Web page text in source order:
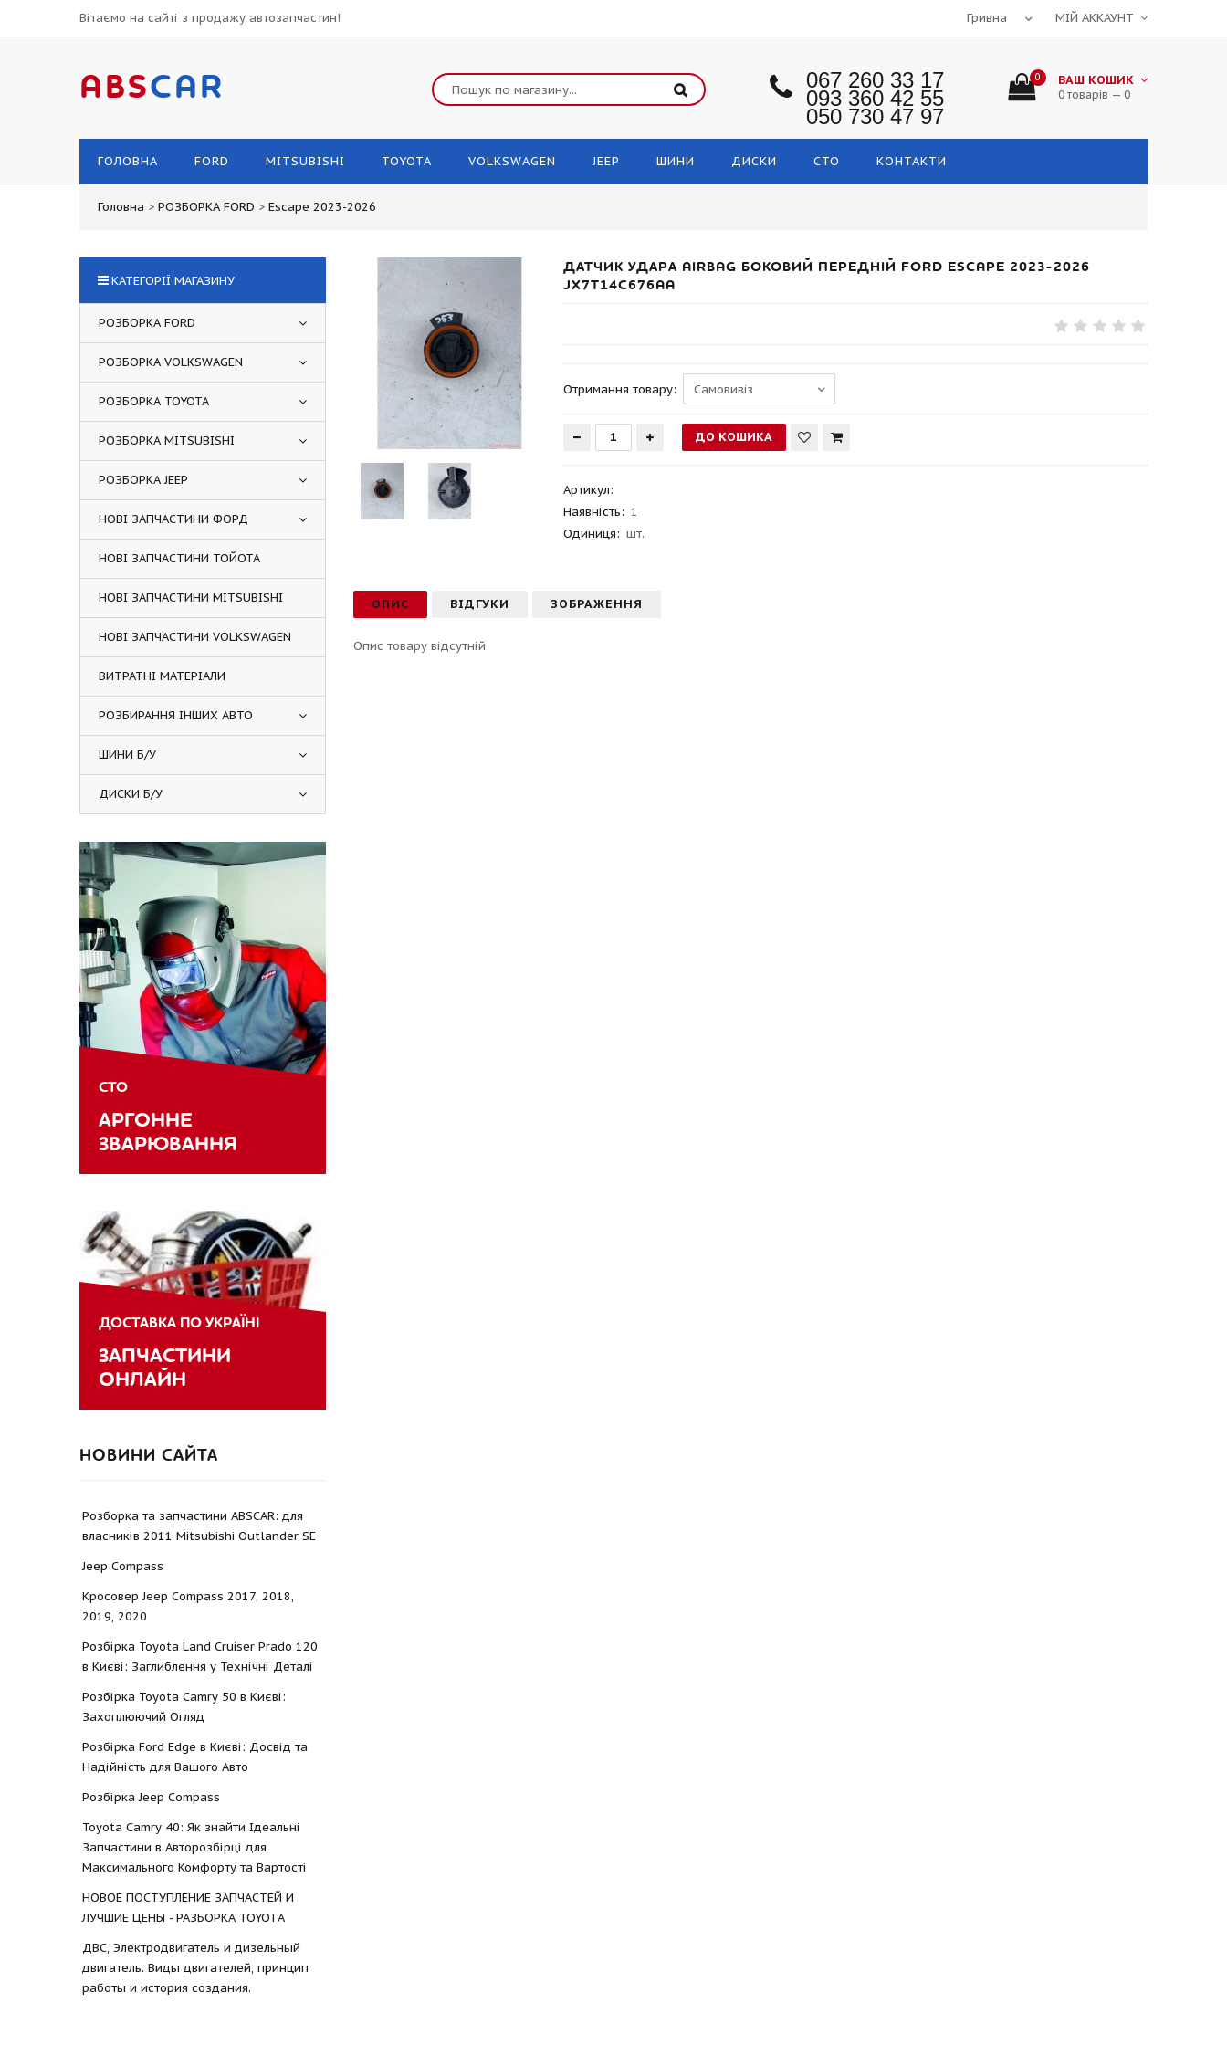
Вітаємо на сайті з продажу автозапчастин! МІЙ АККАУНТ
ABSCAR 067 260 33 17
093 360 42 55
050 730 47 97
0 ВАШ КОШИК
0 товарів — 0
ГОЛОВНА FORD MITSUBISHI TOYOTA VOLKSWAGEN JEEP ШИНИ ДИСКИ СТО КОНТАКТИ
Головна > РОЗБОРКА FORD > Escape 2023-2026
ДАТЧИК УДАРА AIRBAG БОКОВИЙ ПЕРЕДНІЙ FORD ESCAPE 2023-2026
JX7T14C676AA
Отримання товару:
Артикул:
Наявність: 1
Одиниця: шт.
ОПИС ВІДГУКИ ЗОБРАЖЕННЯ
Опис товару відсутній
КАТЕГОРІЇ МАГАЗИНУ
РОЗБОРКА FORD
РОЗБОРКА VOLKSWAGEN
РОЗБОРКА TOYOTA
РОЗБОРКА MITSUBISHI
РОЗБОРКА JEEP
НОВІ ЗАПЧАСТИНИ ФОРД
НОВІ ЗАПЧАСТИНИ ТОЙОТА
НОВІ ЗАПЧАСТИНИ MITSUBISHI
НОВІ ЗАПЧАСТИНИ VOLKSWAGEN
ВИТРАТНІ МАТЕРІАЛИ
РОЗБИРАННЯ ІНШИХ АВТО
ШИНИ Б/У
ДИСКИ Б/У
СТО
АРГОННЕ
ЗВАРЮВАННЯ
ДОСТАВКА ПО УКРАЇНІ
ЗАПЧАСТИНИ
ОНЛАЙН
НОВИНИ САЙТА
Розборка та запчастини ABSCAR: для
власників 2011 Mitsubishi Outlander SE
Jeep Compass
Кросовер Jeep Compass 2017, 2018,
2019, 2020
Розбірка Toyota Land Cruiser Prado 120
в Києві: Заглиблення у Технічні Деталі
Розбірка Toyota Camry 50 в Києві:
Захоплюючий Огляд
Розбірка Ford Edge в Києві: Досвід та
Надійність для Вашого Авто
Розбірка Jeep Compass
Toyota Camry 40: Як знайти Ідеальні
Запчастини в Авторозбірці для
Максимального Комфорту та Вартості
НОВОЕ ПОСТУПЛЕНИЕ ЗАПЧАСТЕЙ И
ЛУЧШИЕ ЦЕНЫ - РАЗБОРКА TOYOTА
ДВС, Электродвигатель и дизельный
двигатель. Виды двигателей, принцип
работы и история создания.